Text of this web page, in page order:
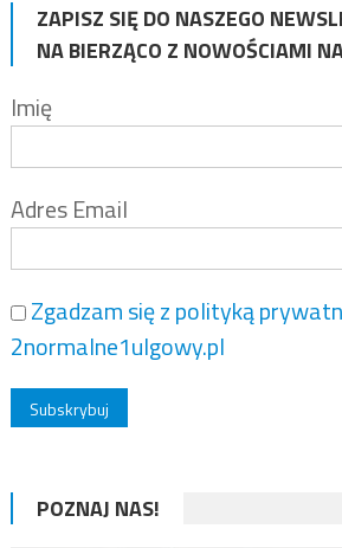
ZAPISZ SIĘ DO NASZEGO
NA BIERZĄCO Z NOWOŚCIAMI
Imię
Adres Email
Zgadzam się z polityką
2normalne1ulgowy.pl
POZNAJ NAS!